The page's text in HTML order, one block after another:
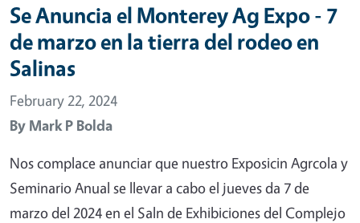
Se Anuncia el Monterey Ag Expo - 7
de marzo en la tierra del rodeo en
Salinas
February 22, 2024
By Mark P Bolda
Nos complace anunciar que nuestro Exposicin Agrcola y
Seminario Anual se llevar a cabo el jueves da 7 de
marzo del 2024 en el Saln de Exhibiciones del Complejo